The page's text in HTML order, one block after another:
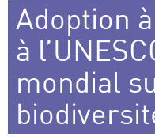
Adoption
à
mondial